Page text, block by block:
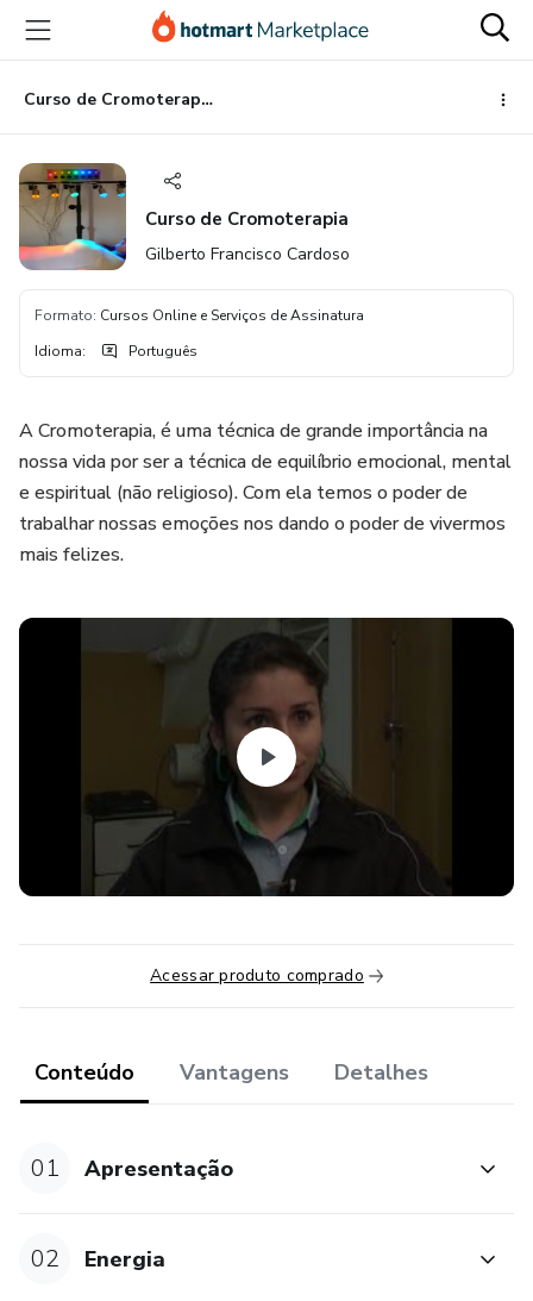
para
conteúdo
principal
para
pagamento
para
rodapé
Curso de Cromoterapia
Curso de Cromoterapia
Gilberto Francisco Cardoso
Formato: Cursos Online e Serviços de Assinatura
Idioma: Português
A Cromoterapia, é uma técnica de grande importância na
nossa vida por ser a técnica de equilíbrio emocional, mental
e espiritual (não religioso). Com ela temos o poder de
trabalhar nossas emoções nos dando o poder de vivermos
mais felizes.
Acessar produto comprado
Conteúdo Vantagens Detalhes
01 Apresentação
02 Energia